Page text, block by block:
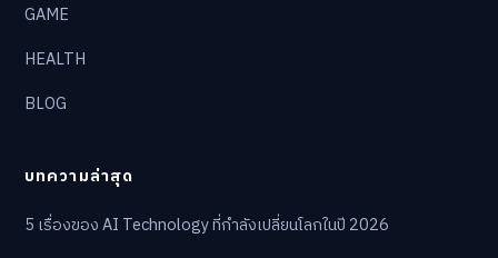
GAME
HEALTH
BLOG
บทความล่าสุด
5 เรื่องของ AI Technology ที่กำลังเปลี่ยนโลกในปี 2026